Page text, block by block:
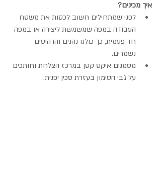
איך מכינים?
לפני שמתחילים חשוב לכסות את משטח
העבודה במפה שמשמשת ליצירה או במפה
חד פעמית, כך כולנו נהנים והרהיטים
נשמרים.
מסמנים איקס קטן במרכז הצלחת וחותכים
על גבי הסימון בעזרת סכין יפנית.